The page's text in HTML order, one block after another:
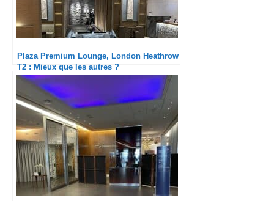
Plaza Premium Lounge, London Heathrow
T2 : Mieux que les autres ?